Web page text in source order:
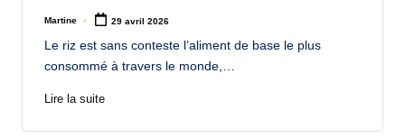
Posted
Martine 29 avril 2026
Le riz est sans conteste l’aliment de base le plus
consommé à travers le monde,…
Lire la suite